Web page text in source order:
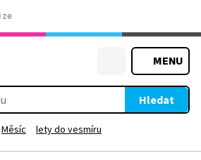
MENU
Hledat
Měsíc lety do vesmíru